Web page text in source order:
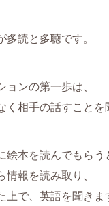
多読と多聴です。
ョンの第一歩は、
く相手の話すことを
絵本を読んでもらう
情報を読み取り、
上で、英語を聞きま